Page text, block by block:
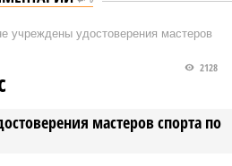
учреждены удостоверения мастеров
мастеров спорта по
2128